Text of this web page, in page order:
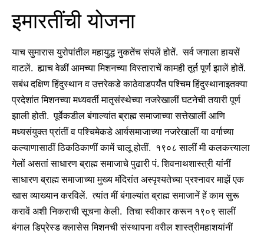
इमारतींची योजना
याच सुमारास युरोपांतील महायुद्ध नुकतेंच संपलें होतें. सर्व जगाला हायसें
वाटलें. ह्याच वेळीं आमच्या मिशनच्या विस्ताराचें कामही तूर्त पूर्ण झालें होतें.
सबंध दक्षिण हिंदुस्थान व उत्तरेकडे काठेवाडपर्यंत पश्चिम हिंदुस्थानाइतक्या
प्रदेशांत मिशनच्या मध्यवर्ती मातृसंस्थेच्या नजरेखालीं घटनेची तयारी पूर्ण
झाली होती. पूर्वेकडील बंगाल्यांत ब्राह्म समाजाच्या सत्तेखालीं आणि
मध्यसंयुक्त प्रांतीं व पश्चिमेकडे आर्यसमाजाच्या नजरेखालीं या वर्गाच्या
कल्याणासाठीं ठिकठिकाणीं कामें चालू होतीं. १९०८ सालीं मी कलकत्त्याला
गेलों असतां साधारण ब्राह्म समाजाचे पुढारी पं. शिवनाथशास्त्री यांनीं
साधारण ब्राह्म समाजाच्या मुख्य मंदिरांत अस्पृश्यतेच्या प्रश्नावर माझें एक
खास व्याख्यान करविलें. त्यांत मीं बंगाल्यांत ब्राह्म समाजानें हें काम सुरू
करावें अशी निकराची सूचना केली. तिचा स्वीकार करून १९०९ सालीं
बंगाल डिप्रेस्ड क्लासेस मिशनची संस्थापना वरील शास्त्रीमहाशयांनीं